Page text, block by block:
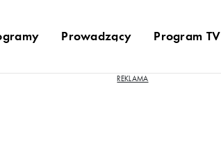
Prowadzący Program TV